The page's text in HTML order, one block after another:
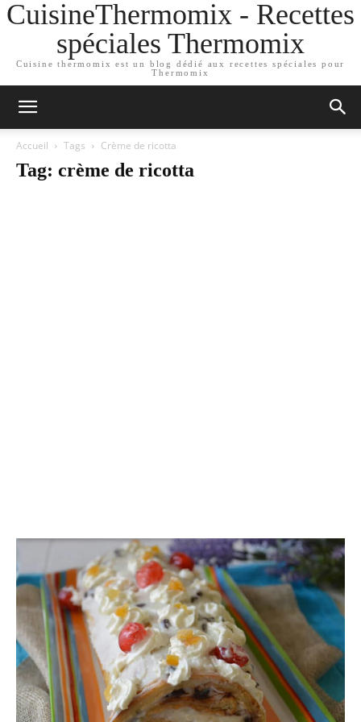
CuisineThermomix - Recettes
spéciales Thermomix
Cuisine thermomix est un blog dédié aux recettes spéciales pour
Thermomix
Accueil Tags Crème de ricotta
Tag: crème de ricotta